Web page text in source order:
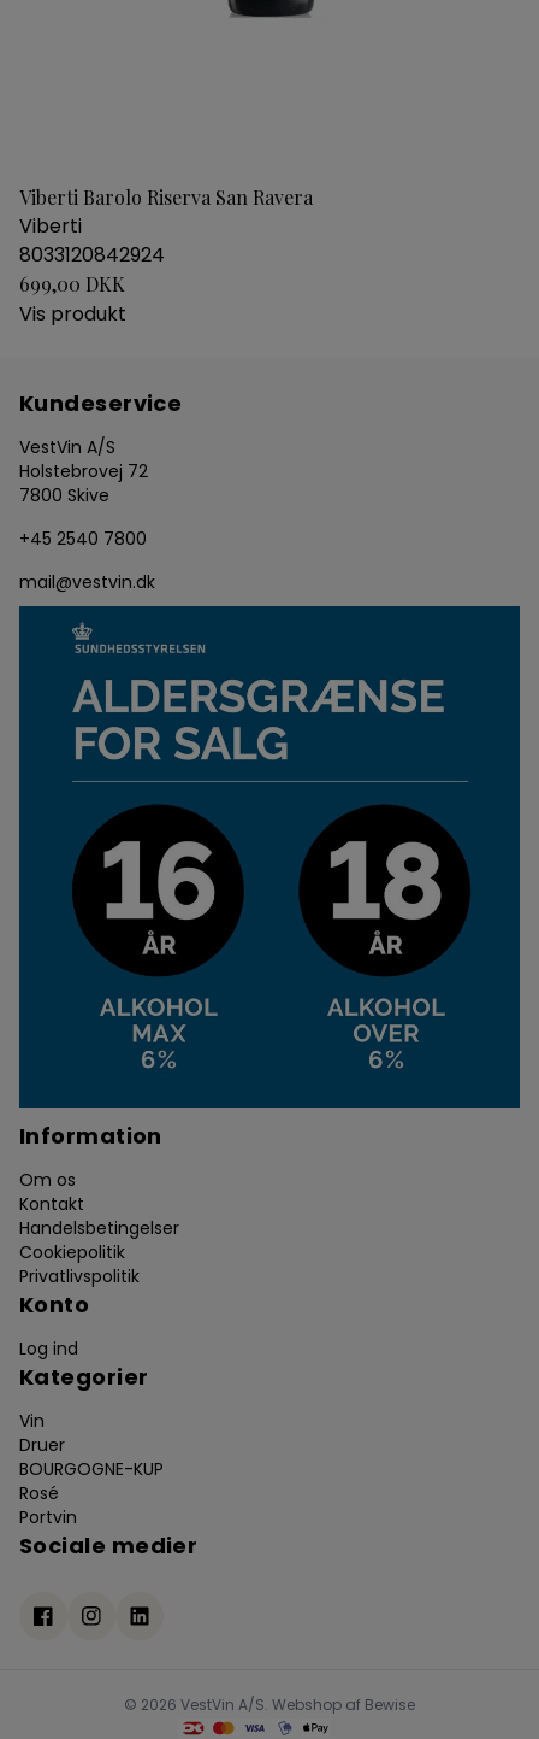
Viberti Barolo Riserva San Ravera
Viberti
8033120842924
699,00 DKK
Vis produkt
Kundeservice
VestVin A/S
Holstebrovej 72
7800 Skive
+45 2540 7800
mail@vestvin.dk
Information
Om os
Kontakt
Handelsbetingelser
Cookiepolitik
Privatlivspolitik
Konto
Log ind
Kategorier
Vin
Druer
BOURGOGNE-KUP
Rosé
Portvin
Sociale medier
© 2026 VestVin A/S. Webshop af Bewise